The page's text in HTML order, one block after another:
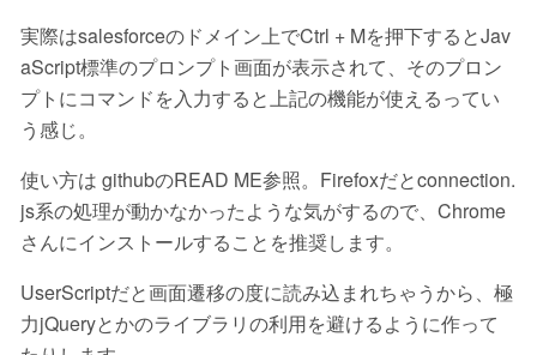
実際はsalesforceのドメイン上でCtrl + Mを押下するとJav
aScript標準のプロンプト画面が表示されて、そのプロン
プトにコマンドを入力すると上記の機能が使えるってい
う感じ。
使い方は githubのREAD ME参照。 Firefoxだとconnection.
js系の処理が動かなかったような気がするので、Chrome
さんにインストールすることを推奨します。
UserScriptだと画面遷移の度に読み込まれちゃうから、極
力jQueryとかのライブラリの利用を避けるように作って